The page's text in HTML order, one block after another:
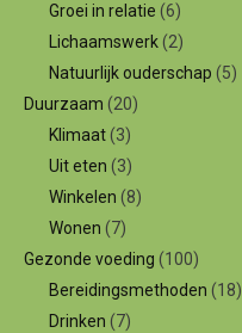
Groei in relatie (6)
Lichaamswerk(2)
Natuurlijk ouderschap (5)
Duurzaam (20)
Klimaat(3)
Uit eten (3)
Winkelen (8)
Wonen (7)
Gezonde voeding (100)
Bereidingsmethoden (18)
Drinken (7)